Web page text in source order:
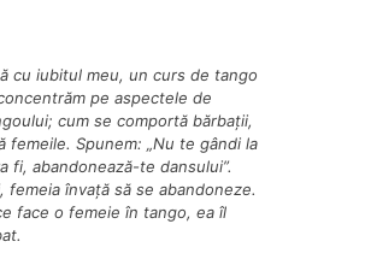
cu iubitul meu, un curs de tango
pe aspectele de
cum se comportă bărbații,
femeile. Spunem: „Nu te gândi la
fi, abandonează-te dansului”.
femeia învață să se abandoneze.
face o femeie în tango, ea îl